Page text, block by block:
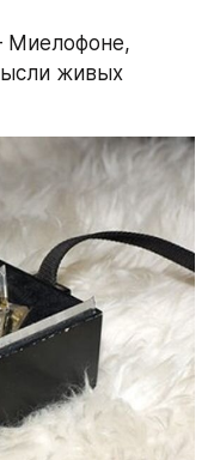
Миелофоне,
живых